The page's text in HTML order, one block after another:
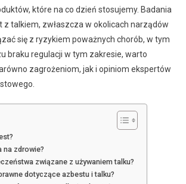
które na co dzień stosujemy. Badania
z talkiem, zwłaszcza w okolicach narządów
się z ryzykiem poważnych chorób, w tym
braku regulacji w tym zakresie, warto
zagrożeniom, jak i opiniom ekspertów
na zdrowie?
związane z używaniem talku?
dotyczące azbestu i talku?